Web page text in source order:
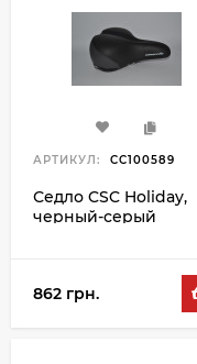
АРТИКУЛ: CC100589
Седло CSC Holiday,
черный-серый
862 грн.